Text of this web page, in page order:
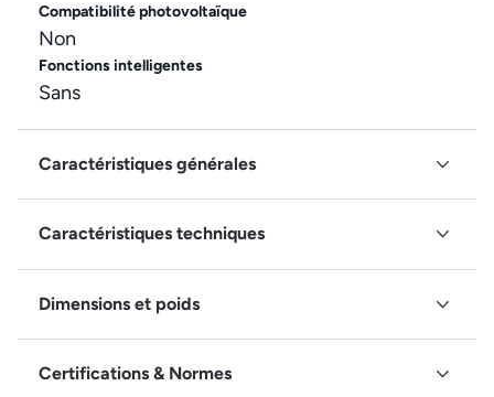
Compatibilité photovoltaïque
Non
Fonctions intelligentes
Sans
Caractéristiques générales
Caractéristiques techniques
Dimensions et poids
Certifications & Normes